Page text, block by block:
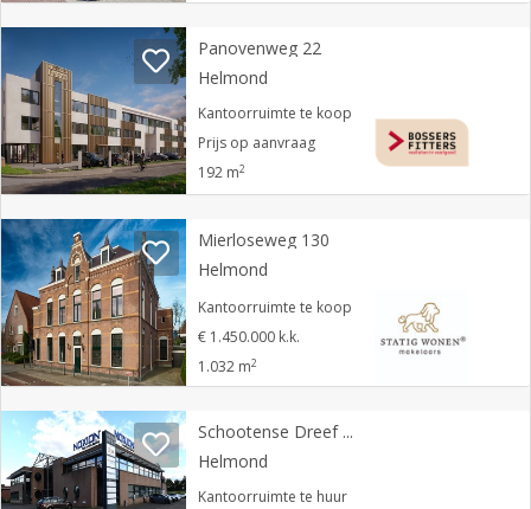
Panovenweg 22
Helmond
Kantoorruimte te koop
Prijs op aanvraag
192 m2
Mierloseweg 130
Helmond
Kantoorruimte te koop
€ 1.450.000 k.k.
1.032 m2
Schootense Dreef 27
Helmond
Kantoorruimte te huur